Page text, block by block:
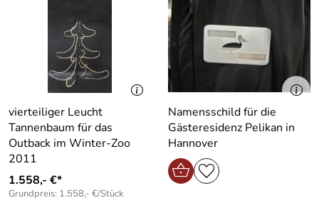
vierteiliger Leucht
Tannenbaum für das
Outback im Winter-Zoo
2011
1.558,- €*
Grundpreis: 1.558,- €/Stück
Namensschild für die
Gästeresidenz Pelikan in
Hannover